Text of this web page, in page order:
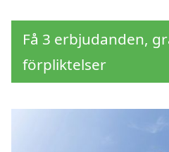
Få 3 erbjudanden,
förpliktelser